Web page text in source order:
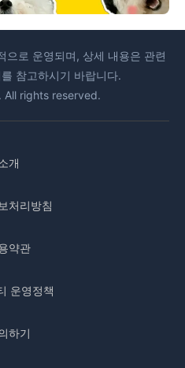
으로 운영되며, 상세 내용은 관련
참고하시기 바랍니다.
rights reserved.
개
처리방침
약관
운영정책
하기